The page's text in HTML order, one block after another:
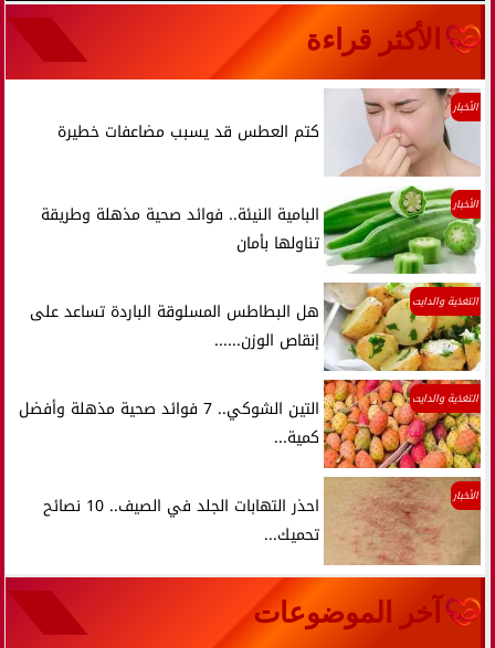
الأكثر قراءة
الأخبار
كتم العطس قد يسبب مضاعفات خطيرة
الأخبار
البامية النيئة.. فوائد صحية مذهلة وطريقة
تناولها بأمان
التغذية والدايت
هل البطاطس المسلوقة الباردة تساعد على
إنقاص الوزن......
التغذية والدايت
التين الشوكي.. 7 فوائد صحية مذهلة وأفضل
كمية...
الأخبار
احذر التهابات الجلد في الصيف.. 10 نصائح
تحميك...
آخر الموضوعات